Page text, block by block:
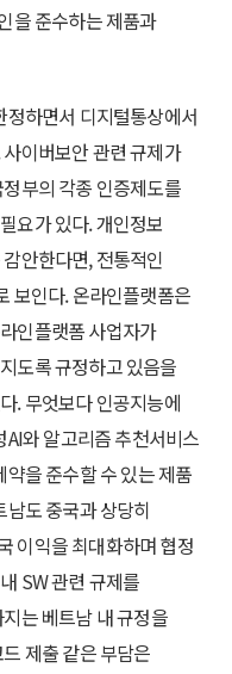
을 준수하는 제품과
정하면서 디지털통상에서
이버보안 관련 규제가
부의 각종 인증제도를
요가 있다. 개인정보
안한다면, 전통적인
보인다. 온라인플랫폼은
인플랫폼 사업자가
도록 규정하고 있음을
. 무엇보다 인공지능에
와 알고리즘 추천서비스
을 준수할 수 있는 제품
도 중국과 상당히
이익을 최대화하며 협정
SW 관련 규제를
는 베트남 내 규정을
제출 같은 부담은